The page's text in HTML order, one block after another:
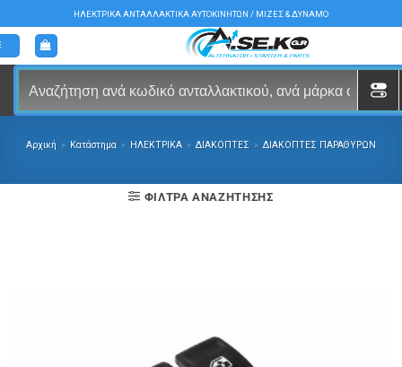
στο
περιεχόμενο
ΗΛΕΚΤΡΙΚΑ ΑΝΤΑΛΛΑΚΤΙΚΑ ΑΥΤΟΚΙΝΗΤΩΝ / ΜΙΖΕΣ & ΔΥΝΑΜΟ
Αρχική » Κατάστημα » ΗΛΕΚΤΡΙΚΑ » ΔΙΑΚΟΠΤΕΣ » ΔΙΑΚΟΠΤΕΣ ΠΑΡΑΘΥΡΩΝ
ΦΊΛΤΡΑ ΑΝΑΖΉΤΗΣΗΣ